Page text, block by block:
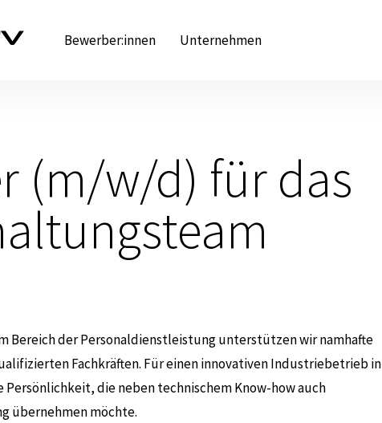
Bewerber:innen Unternehmen
(m/w/d) für das
Bereich der Personaldienstleistung unterstützen wir namhafte
Fachkräften. Für einen innovativen Industriebetrieb in
Persönlichkeit, die neben technischem Know-how auch
übernehmen möchte.